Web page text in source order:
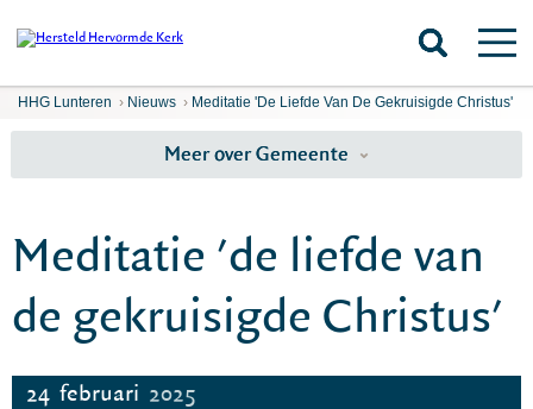
HHG Lunteren › Nieuws › Meditatie 'de Liefde Van De Gekruisigde Christus'
Meer over Gemeente
Meditatie 'de liefde van
de gekruisigde Christus'
24 februari 2025